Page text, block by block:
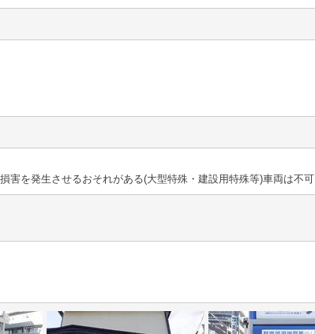
害を発生させるおそれがある(大型特殊・建設用特殊等)車両は不可